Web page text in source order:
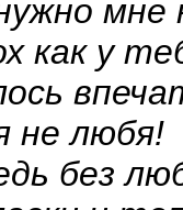
мне
как у
не любя!
без